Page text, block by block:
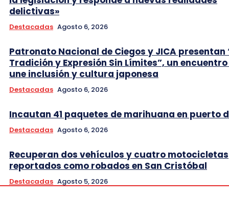
delictivas»
Destacadas Agosto 6, 2026
Patronato Nacional de Ciegos y JICA presentan
Tradición y Expresión Sin Límites”, un
une inclusión y cultura japonesa
Destacadas Agosto 6, 2026
Incautan 41 paquetes de marihuana en puerto
Destacadas Agosto 6, 2026
Recuperan dos vehículos y cuatro motocicletas
reportados como robados en San Cristóbal
Destacadas Agosto 5, 2026